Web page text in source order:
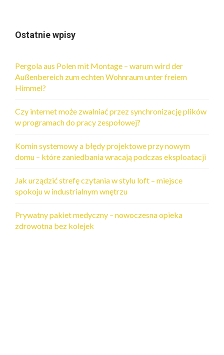
Ostatnie wpisy
Pergola aus Polen mit Montage – warum wird der
Außenbereich zum echten Wohnraum unter freiem
Himmel?
Czy internet może zwalniać przez synchronizację plików
w programach do pracy zespołowej?
Komin systemowy a błędy projektowe przy nowym
domu – które zaniedbania wracają podczas eksploatacji
Jak urządzić strefę czytania w stylu loft – miejsce
spokoju w industrialnym wnętrzu
Prywatny pakiet medyczny – nowoczesna opieka
zdrowotna bez kolejek